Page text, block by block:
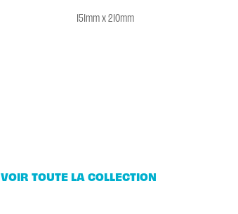
151mm x 210mm
VOIR TOUTE LA COLLECTION